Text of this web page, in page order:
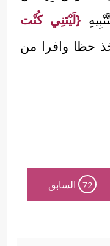
{لَيْتَنِي كُنْت
حظا وافرا من
72 السابق